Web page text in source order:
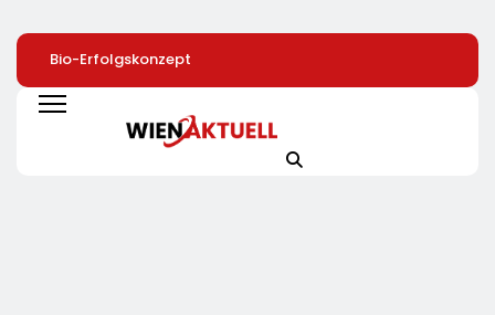
Bio-Erfolgskonzept
Wächst Weiter:
Eröffnung Der 200.
NATURKIND-Welt Bei
Wollen Mit
Heizung Überwachen
Chornobyl: